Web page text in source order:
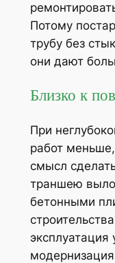
Потому
трубу без
они дают
Близко к
При
работ
смысл
траншею
бетонными
эксплуатация